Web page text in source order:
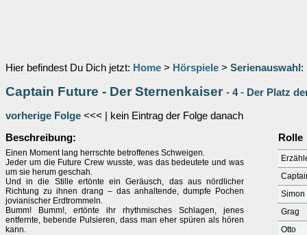
Hier befindest Du Dich jetzt: Home > Hörspiele > Serienauswahl :
Captain Future - Der Sternenkaiser - 4- Der Platz
vorherige Folge <<< | kein Eintrag der Folge danach
Beschreibung:
Einen Moment lang herrschte betroffenes Schweigen.
Jeder um die Future Crew wusste, was das bedeutete und was
um sie herum geschah.
Und in die Stille ertönte ein Geräusch, das aus nördlicher
Richtung zu ihnen drang – das anhaltende, dumpfe Pochen
jovianischer Erdtrommeln.
Bumm! Bumm!, ertönte ihr rhythmisches Schlagen, jenes
entfernte, bebende Pulsieren, dass man eher spüren als hören
kann.
Rolle
Simon
Grag
Otto